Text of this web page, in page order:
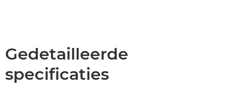
Gedetailleerde
specificaties